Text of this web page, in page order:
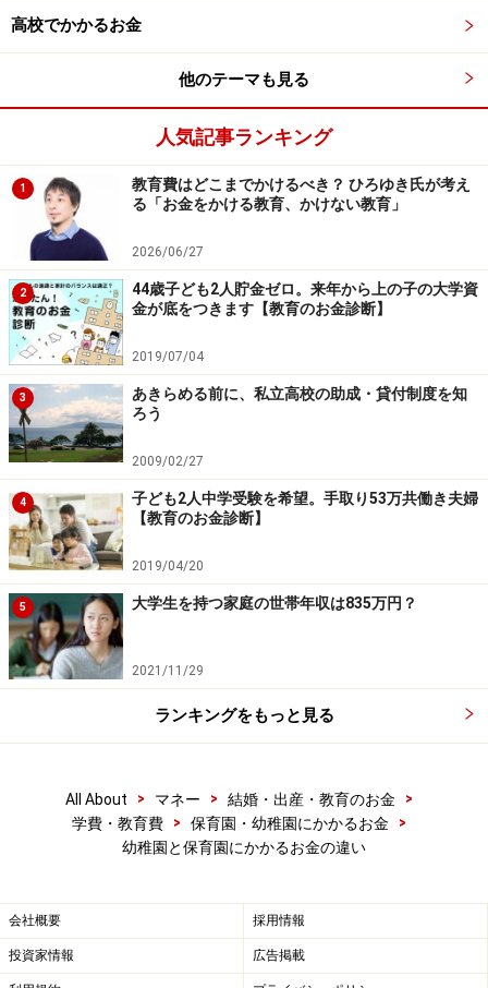
高校でかかるお金
他のテーマも見る
人気記事ランキング
1
教育費はどこまでかけるべき？ ひろゆき氏が考え
る「お金をかける教育、かけない教育」
2026/06/27
2
44歳子ども2人貯金ゼロ。来年から上の子の大学資
金が底をつきます【教育のお金診断】
2019/07/04
3
あきらめる前に、私立高校の助成・貸付制度を知
ろう
2009/02/27
4
子ども2人中学受験を希望。手取り53万共働き夫婦
【教育のお金診断】
2019/04/20
5 大学生を持つ家庭の世帯年収は835万円？
2021/11/29
ランキングをもっと見る
All About > マネー > 結婚・出産・教育のお金
>
学費・教育費
> 保育園・幼稚園にかかるお金
>
幼稚園と保育園にかかるお金の違い
会社概要 採用情報
投資家情報 広告掲載